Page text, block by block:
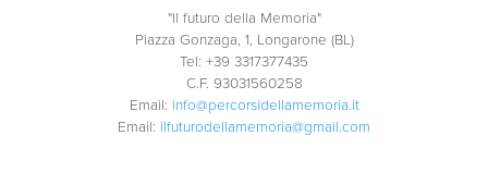
"Il futuro della Memoria"
Piazza Gonzaga, 1, Longarone (BL)
Tel: +39 3317377435
C.F. 93031560258
Email: info@percorsidellamemoria.it
Email: ilfuturodellamemoria@gmail.com